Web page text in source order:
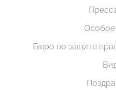
Бюро по защите